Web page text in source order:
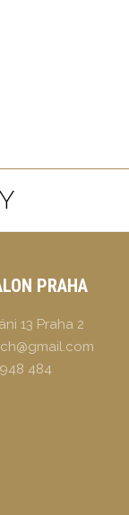
PRAHA
13 Praha 2
484